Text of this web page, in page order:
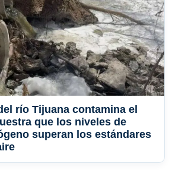
río Tijuana contamina el
que los niveles de
superan los estándares